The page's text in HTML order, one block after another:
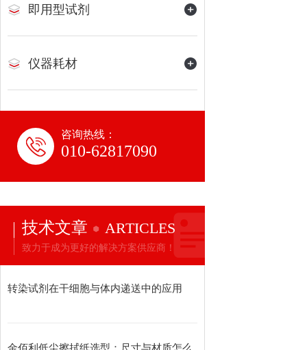
即用型试剂
仪器耗材
咨询热线：
010-62817090
技术文章 ARTICLES
致力于成为更好的解决方案供应商！
转染试剂在干细胞与体内递送中的应用
金佰利低尘擦拭纸选型：尺寸与材质怎么